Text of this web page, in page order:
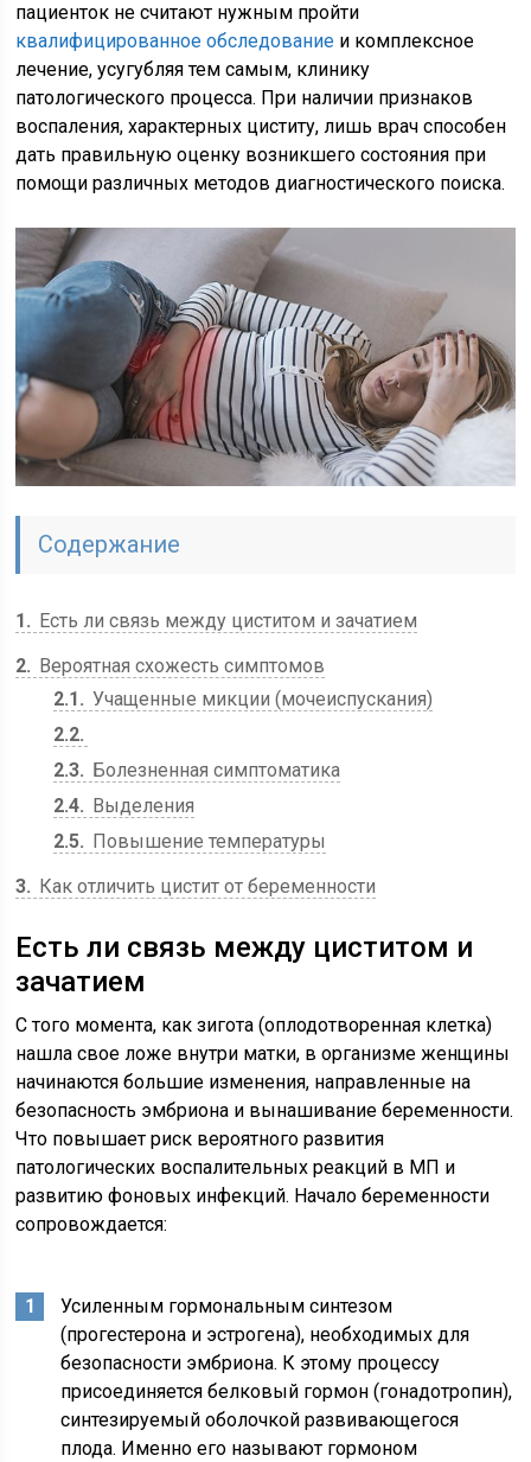
пациенток не считают нужным пройти
квалифицированное обследование и комплексное
лечение, усугубляя тем самым, клинику
патологического процесса. При наличии признаков
воспаления, характерных циститу, лишь врач способен
дать правильную оценку возникшего состояния при
помощи различных методов диагностического поиска.
Содержание
1
Есть ли связь между циститом и зачатием
2
Вероятная схожесть симптомов
2.1
Учащенные микции (мочеиспускания)
2.2
2.3
Болезненная симптоматика
2.4
Выделения
2.5
Повышение температуры
3
Как отличить цистит от беременности
Есть ли связь между циститом и
зачатием
С того момента, как зигота (оплодотворенная клетка)
нашла свое ложе внутри матки, в организме женщины
начинаются большие изменения, направленные на
безопасность эмбриона и вынашивание беременности.
Что повышает риск вероятного развития
патологических воспалительных реакций в МП и
развитию фоновых инфекций. Начало беременности
сопровождается:
Усиленным гормональным синтезом
(прогестерона и эстрогена), необходимых для
безопасности эмбриона. К этому процессу
присоединяется белковый гормон (гонадотропин),
синтезируемый оболочкой развивающегося
плода. Именно его называют гормоном